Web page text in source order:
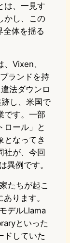
は、一見す
かし、この
全体を揺る
Vixen、
ランドを持
法ダウンロ
し、米国で
です。一部
ロール」と
となってき
社が、今回
異例です。
たちが起こ
ります。
デルLlama
といった
ドしていた